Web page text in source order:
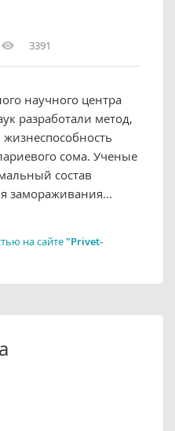
3391
научного центра
разработали метод‚
сома. Ученые
состав
замораживания...
на сайте"Privet-